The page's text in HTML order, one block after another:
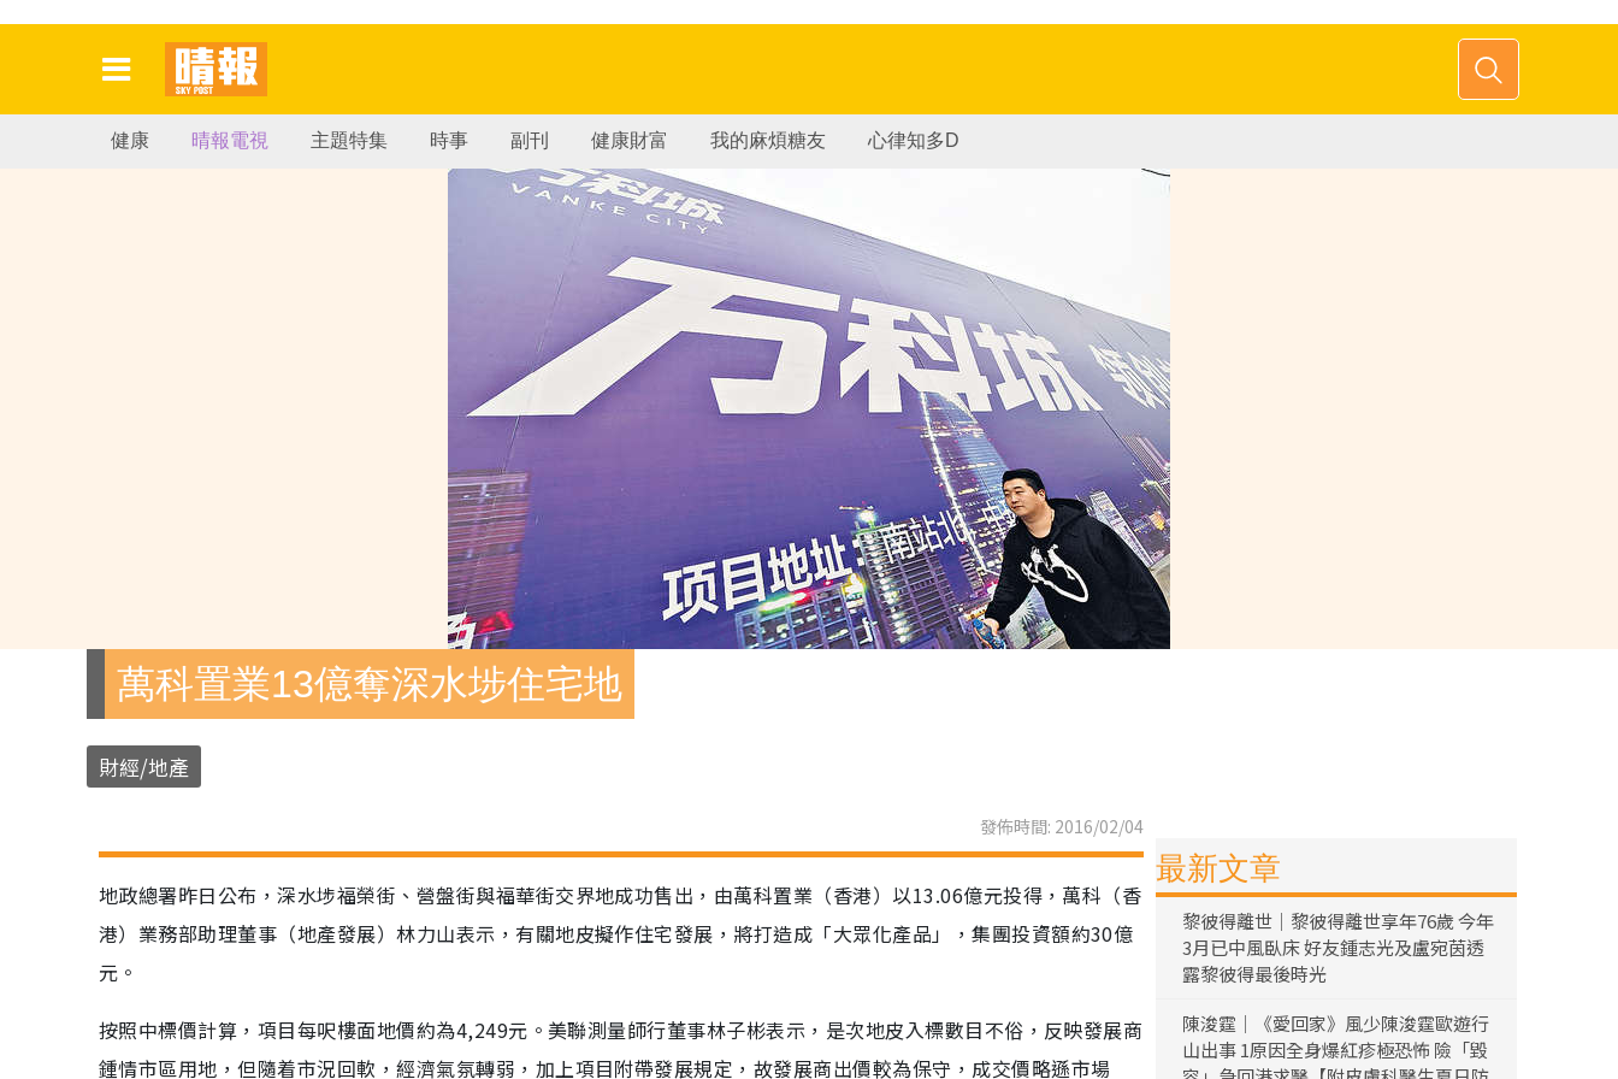
健康 晴報電視 主題特集 時事 副刊 健康財富 我的麻煩糖友 心律知多D
萬科置業13億奪深水埗住宅地
財經/地產
發佈時間: 2016/02/04
地政總署昨日公布，深水埗福榮街、營盤街與福華街交界地成功售出，由萬科置業（香港）以13.06億元投得，萬科（香
港）業務部助理董事（地產發展）林力山表示，有關地皮擬作住宅發展，將打造成「大眾化產品」，集團投資額約30億
元。
按照中標價計算，項目每呎樓面地價約為4,249元。美聯測量師行董事林子彬表示，是次地皮入標數目不俗，反映發展商
鍾情市區用地，但隨着市況回軟，經濟氣氛轉弱，加上項目附帶發展規定，故發展商出價較為保守，成交價略遜市場
最新文章
黎彼得離世｜黎彼得離世享年76歲 今年
3月已中風臥床 好友鍾志光及盧宛茵透
露黎彼得最後時光
陳浚霆｜《愛回家》風少陳浚霆歐遊行
山出事 1原因全身爆紅疹極恐怖 險「毀